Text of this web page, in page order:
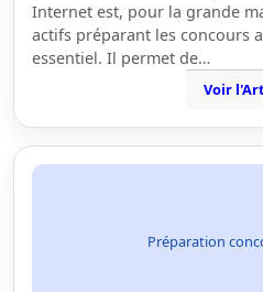
Internet est, pour la grande
actifs préparant les concours
essentiel. Il permet de…
Voir
Préparation